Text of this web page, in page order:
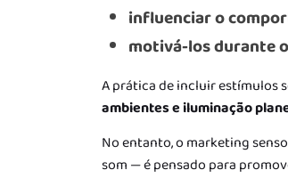
influenciar o
motivá-los durante
A prática de incluir estímulos
ambientes e iluminação
No entanto, o marketing
som — é pensado para